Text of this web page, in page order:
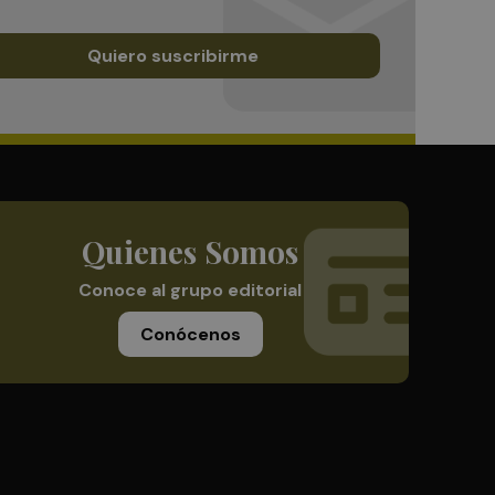
Quiero suscribirme
Quienes Somos
Conoce al grupo editorial
Conócenos